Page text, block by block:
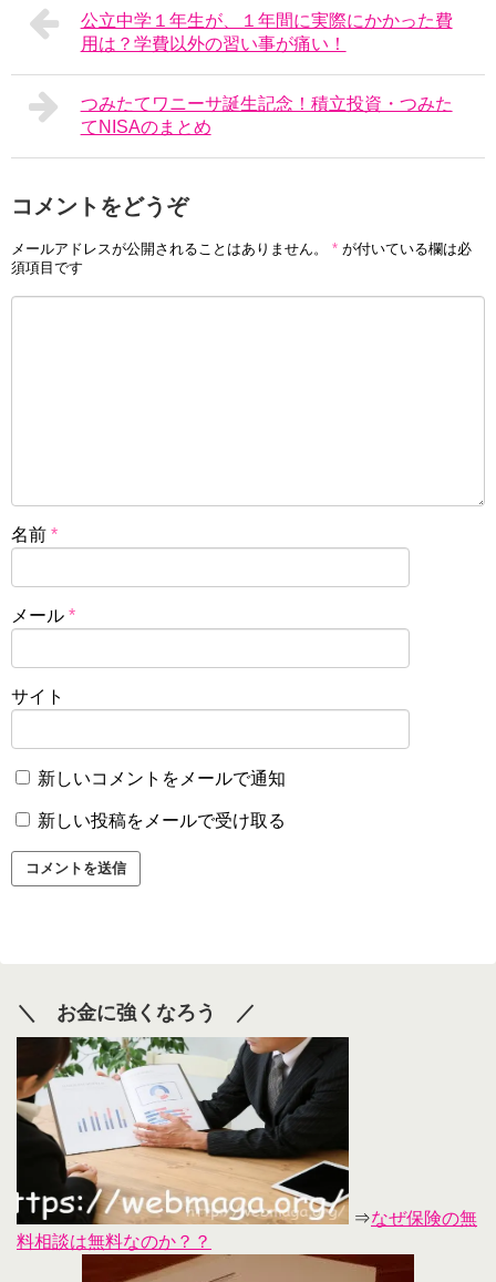
公立中学１年生が、１年間に実際にかかった費
用は？学費以外の習い事が痛い！
つみたてワニーサ誕生記念！積立投資・つみた
てNISAのまとめ
コメントをどうぞ
メールアドレスが公開されることはありません。 * が付いている欄は必
須項目です
名前 *
メール *
サイト
新しいコメントをメールで通知
新しい投稿をメールで受け取る
＼ お金に強くなろう ／
⇒なぜ保険の無
料相談は無料なのか？？